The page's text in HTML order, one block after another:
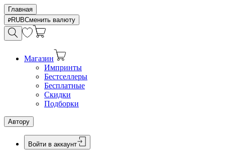
Главная
RUBСменить валюту
Магазин
Импринты
Бестселлеры
Бесплатные
Скидки
Подборки
Автору
Войти в аккаунт